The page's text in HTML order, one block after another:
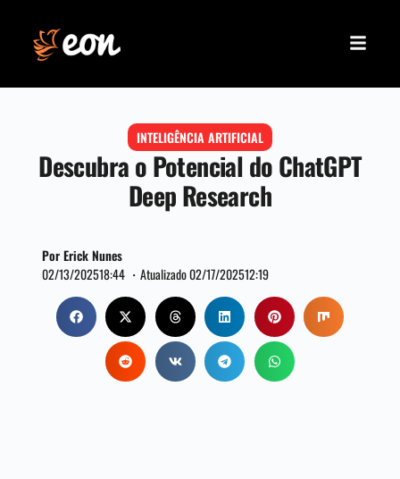
INTELIGÊNCIA ARTIFICIAL
Descubra o Potencial do ChatGPT
Deep Research
Por Erick Nunes
02/13/202518:44 ・ Atualizado 02/17/202512:19